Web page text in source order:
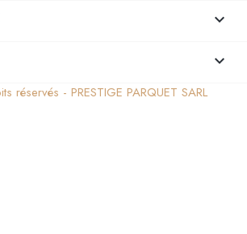

keyboard_arrow_down
- PRESTIGE PARQUET SARL